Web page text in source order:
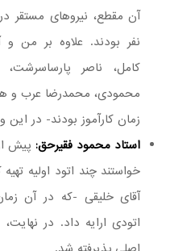
آن مقطع، نیروهای مستقر
نفر بودند. علاوه بر من و
کامل، ناصر
محمودی، محمدرضا عرب و
زمان کارآموز بودند- در
استاد محمود فقیرحق: پیش
خواستند چند اتود اولیه
آقای خلیقی -که در آن
اتودی ارایه داد. در